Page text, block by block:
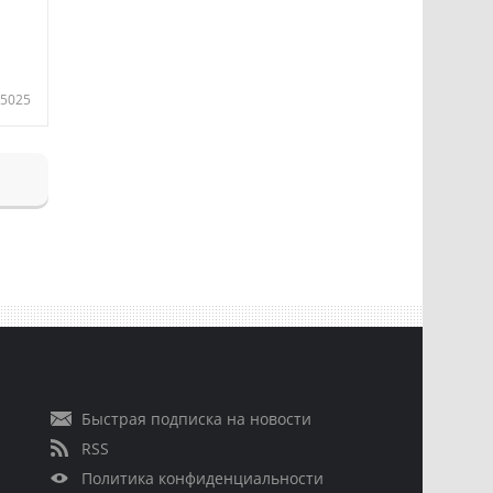
5025
Быстрая подписка на новости
RSS
Политика конфиденциальности